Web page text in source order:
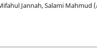
Jannah, Salami Mahmud